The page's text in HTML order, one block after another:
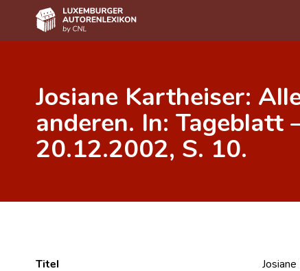
Autor(inn)en A-Z
Erweiterte Suche
Häufige Fragen und Antworten
Forschungsgruppe
Josiane Kartheiser:
anderen. In: Tageblatt
20.12.2002, S. 10.
Titel